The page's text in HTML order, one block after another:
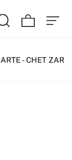
ARTE -CHET ZAR